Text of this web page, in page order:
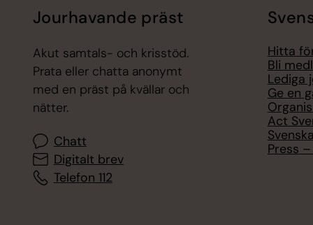
Jourhavande präst
Akut samtals- och krisstöd.
Prata eller chatta anonymt
med en präst på kvällar och
nätter.
Chatt
Digitalt brev
Telefon 112
Hitta
Bli
Lediga
Ge en
Act
Press